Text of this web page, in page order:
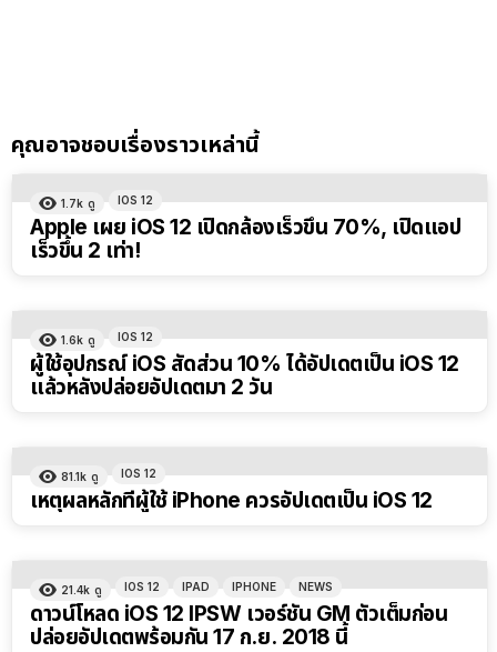
คุณอาจชอบเรื่องราวเหล่านี้
1.7k ดู IOS 12
Apple เผย iOS 12 เปิดกล้องเร็วขึ้น 70%, เปิดแอป
เร็วขึ้น 2 เท่า!
1.6k ดู IOS 12
ผู้ใช้อุปกรณ์ iOS สัดส่วน 10% ได้อัปเดตเป็น iOS 12
แล้วหลังปล่อยอัปเดตมา 2 วัน
81.1k ดู IOS 12
เหตุผลหลักที่ผู้ใช้ iPhone ควรอัปเดตเป็น iOS 12
21.4k ดู IOS 12 IPAD IPHONE NEWS
ดาวน์โหลด iOS 12 IPSW เวอร์ชัน GM ตัวเต็มก่อน
ปล่อยอัปเดตพร้อมกัน 17 ก.ย. 2018 นี้